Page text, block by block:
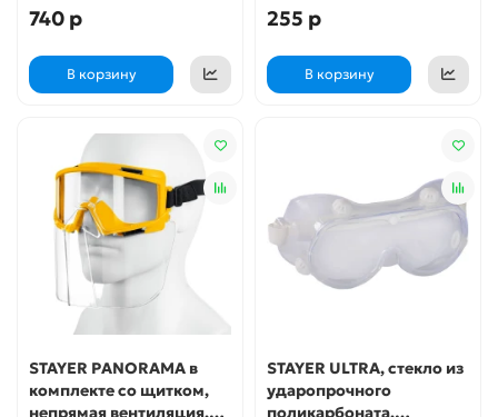
740 р
В корзину
255 р
В корзину
STAYER PANORAMA в
комплекте со щитком,
непрямая вентиляция,
STAYER ULTRA, стекло из
ударопрочного
поликарбоната,